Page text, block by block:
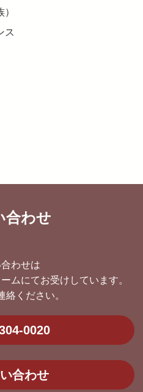
ス
合わせ
わせは
ムにてお受けしています。
絡ください。
0020
合わせ